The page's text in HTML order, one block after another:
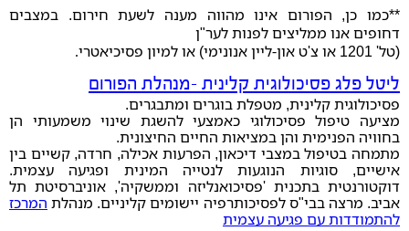
**כמו כן, הפורום אינו מהווה מענה לשעת חירום. במצבים
דחופים אנו ממליצים לפנות לער"ן
(טל' 1201 או צ'ט און-ליין אנונימי) או למיון פסיכיאטרי
.
ליטל פלג פסיכולוגית קלינית -מנהלת הפורום
פסיכולוגית קלינית, מטפלת בוגרים ומתבגרים.
מציעה טיפול פסיכולוגי כאמצעי להשגת שינוי משמעותי הן
בחוויה הפנימית והן במציאות החיים החיצונית.
מתמחה בטיפול במצבי דיכאון, הפרעות אכילה, חרדה, קשיים בין
אישיים, סוגיות הנוגעות לנטייה המינית ופגיעה עצמית.
דוקטורנטית בתכנית 'פסיכואנליזה וממשקיה', אוניברסיטת תל
אביב. מרצה בבי"ס לפסיכותרפיה יישומים קליניים. מנהלת המרכז
להתמודדות עם פגיעה עצמית